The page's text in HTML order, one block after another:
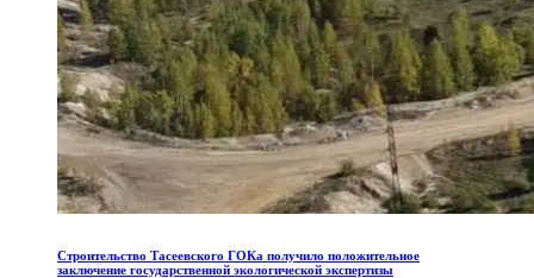
Строительство Тасеевского ГОКа получило положительное
заключение государственной экологической экспертизы